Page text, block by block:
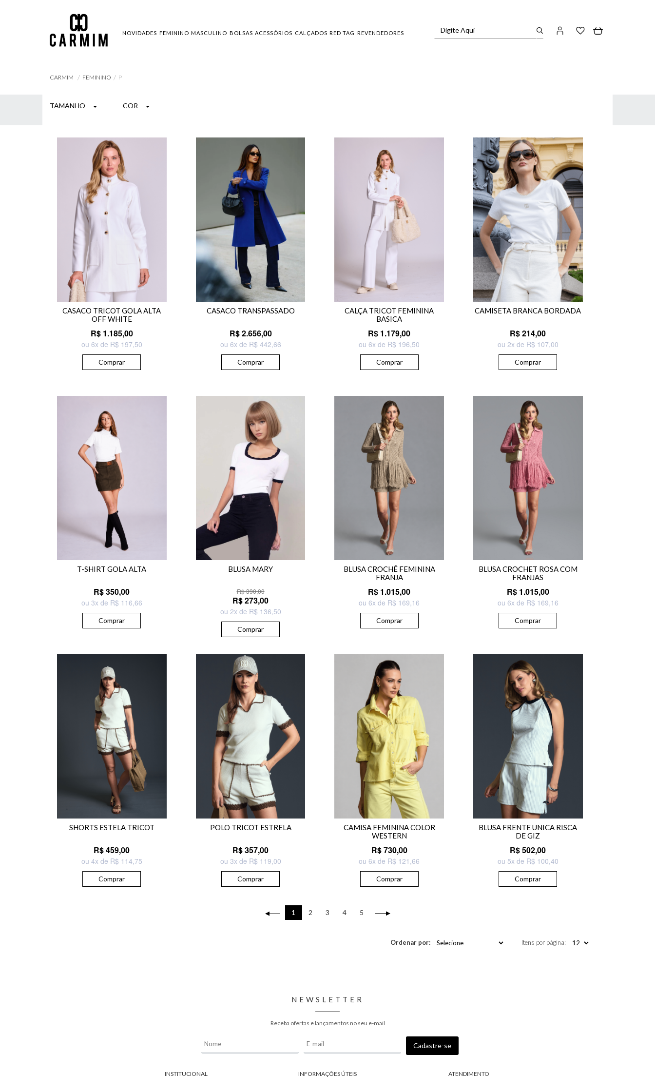
NOVIDADES FEMININO MASCULINO BOLSAS ACESSÓRIOS CALÇADOS RED TAG REVENDEDORES
CARMIM FEMININO P
TAMANHO COR
CASACO TRICOT GOLA ALTA
OFF WHITE
R$ 1.185,00
ou 6x de R$ 197,50
Comprar
CASACO TRANSPASSADO
R$ 2.656,00
ou 6x de R$ 442,66
Comprar
CALÇA TRICOT FEMININA
BASICA
R$ 1.179,00
ou 6x de R$ 196,50
Comprar
CAMISETA BRANCA BORDADA
R$ 214,00
ou 2x de R$ 107,00
Comprar
T-SHIRT GOLA ALTA
R$ 350,00
ou 3x de R$ 116,66
Comprar
BLUSA MARY
R$ 390,00
R$ 273,00
ou 2x de R$ 136,50
Comprar
BLUSA CROCHÊ FEMININA
FRANJA
R$ 1.015,00
ou 6x de R$ 169,16
Comprar
BLUSA CROCHET ROSA COM
FRANJAS
R$ 1.015,00
ou 6x de R$ 169,16
Comprar
SHORTS ESTELA TRICOT
R$ 459,00
ou 4x de R$ 114,75
Comprar
POLO TRICOT ESTRELA
R$ 357,00
ou 3x de R$ 119,00
Comprar
CAMISA FEMININA COLOR
WESTERN
R$ 730,00
ou 6x de R$ 121,66
Comprar
BLUSA FRENTE UNICA RISCA
DE GIZ
R$ 502,00
ou 5x de R$ 100,40
Comprar
1 2 3 4 5
Ordenar por: Itens por página:
NEWSLETTER
Receba ofertas e lançamentos no seu e-mail
INSTITUCIONAL INFORMAÇÕES ÚTEIS ATENDIMENTO